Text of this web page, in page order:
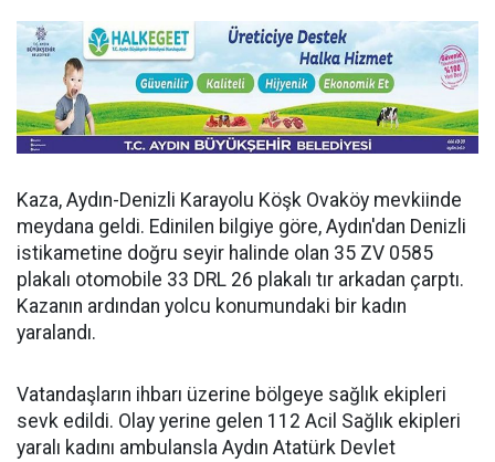
Kaza, Aydın-Denizli Karayolu Köşk Ovaköy mevkiinde
meydana geldi. Edinilen bilgiye göre, Aydın'dan Denizli
istikametine doğru seyir halinde olan 35 ZV 0585
plakalı otomobile 33 DRL 26 plakalı tır arkadan çarptı.
Kazanın ardından yolcu konumundaki bir kadın
yaralandı.
Vatandaşların ihbarı üzerine bölgeye sağlık ekipleri
sevk edildi. Olay yerine gelen 112 Acil Sağlık ekipleri
yaralı kadını ambulansla Aydın Atatürk Devlet